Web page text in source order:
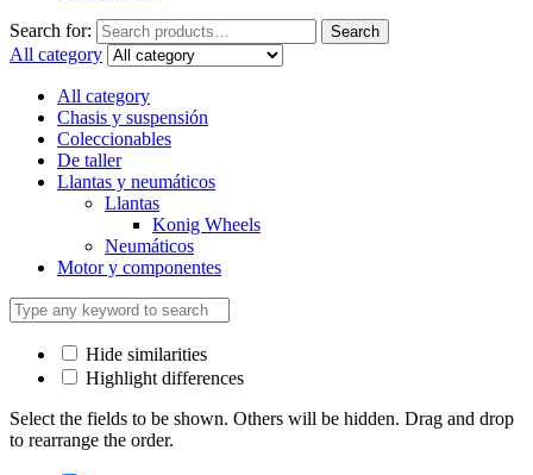
Search for: Search
All category
All category
Chasis y suspensión
Coleccionables
De taller
Llantas y neumáticos
Llantas
Konig Wheels
Neumáticos
Motor y componentes
Hide similarities
Highlight differences
Select the fields to be shown. Others will be hidden. Drag and drop
to rearrange the order.